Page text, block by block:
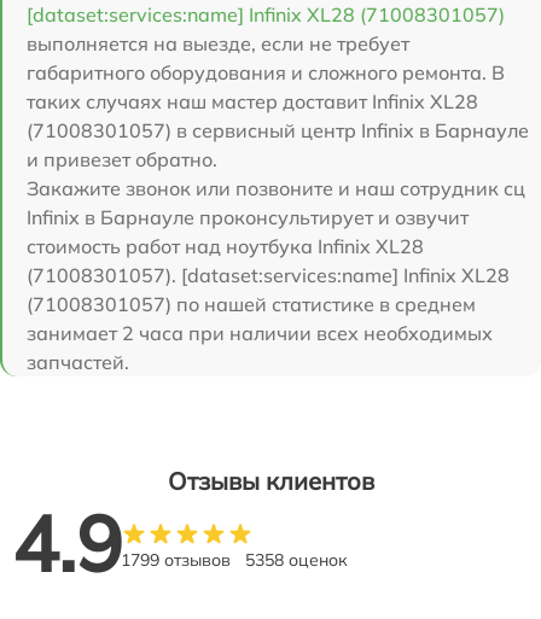
[dataset:services:name] Infinix XL28 (71008301057)
выполняется на выезде, если не требует
габаритного оборудования и сложного ремонта. В
таких случаях наш мастер доставит Infinix XL28
(71008301057) в сервисный центр Infinix в Барнауле
и привезет обратно.
Закажите звонок или позвоните и наш сотрудник сц
Infinix в Барнауле проконсультирует и озвучит
стоимость работ над ноутбука Infinix XL28
(71008301057). [dataset:services:name] Infinix XL28
(71008301057) по нашей статистике в среднем
занимает 2 часа при наличии всех необходимых
запчастей.
Отзывы клиентов
4.91799 отзывов 5358 оценок